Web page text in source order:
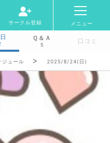
サークル登録 メニュー
Ｑ＆Ａ
5 口コミ
ジュール 2025/8/24(日)